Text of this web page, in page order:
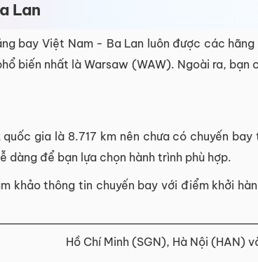
Lan
bay Việt Nam - Ba Lan luôn được các
biến nhất là Warsaw (WAW). Ngoài ra, bạn
gia là 8.717 km nên chưa có chuyến
để bạn lựa chọn hành trình phù hợp.
khảo thông tin chuyến bay với điểm khởi
Hồ Chí Minh (SGN), Hà Nội (HAN)